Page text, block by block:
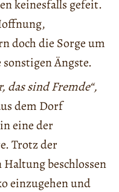
keinesfalls gefeit.
doch die Sorge um
Ängste.
das sind Fremde“,
dem Dorf
eine der
Trotz der
beschlossen
einzugehen und